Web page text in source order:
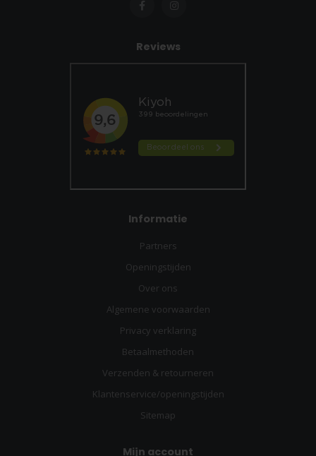
Reviews
Informatie
Partners
Openingstijden
Over ons
Algemene voorwaarden
Privacy verklaring
Betaalmethoden
Verzenden & retourneren
Klantenservice/openingstijden
Sitemap
Mijn account